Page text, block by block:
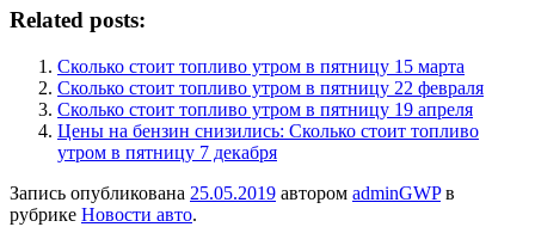
Related posts:
Сколько стоит топливо утром в пятницу 15 марта
Сколько стоит топливо утром в пятницу 22 февраля
Сколько стоит топливо утром в пятницу 19 апреля
Цены на бензин снизились: Сколько стоит топливо
утром в пятницу 7 декабря
Запись опубликована 25.05.2019 автором adminGWPв
рубрике Новости авто.